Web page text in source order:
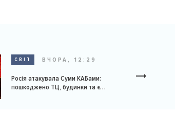
СВІТ ВЧОРА, 12:29
Росія атакувала Суми КАБами:
пошкоджено ТЦ, будинки та є